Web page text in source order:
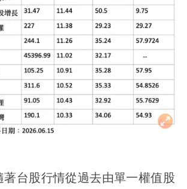
台股行情從過去由單一權值股